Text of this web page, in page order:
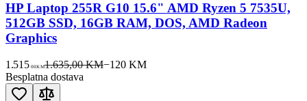
HP Laptop 255R G10 15.6" AMD Ryzen 5 7535U,
512GB SSD, 16GB RAM, DOS, AMD Radeon
Graphics
1.515 00KM1.635,00 KM−120KM
Besplatna dostava